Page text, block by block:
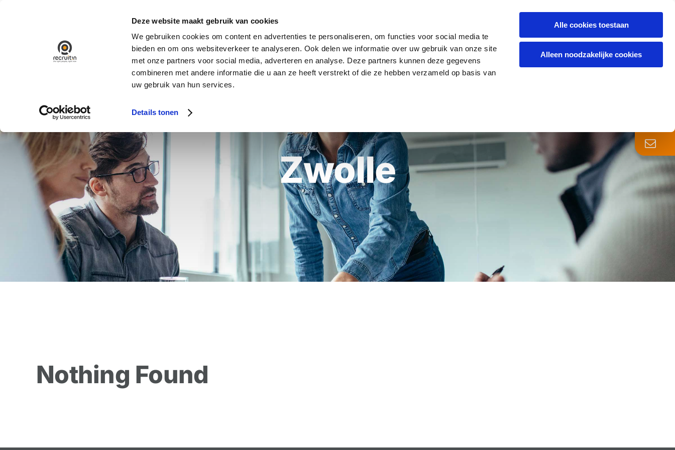
Deze website maakt gebruik van cookies
We gebruiken cookies om content en advertenties te personaliseren, om functies voor social media te
bieden en om ons websiteverkeer te analyseren. Ook delen we informatie over uw gebruik van onze site
met onze partners voor social media, adverteren en analyse. Deze partners kunnen deze gegevens
combineren met andere informatie die u aan ze heeft verstrekt of die ze hebben verzameld op basis van
uw gebruik van hun services.
Details tonen
Alle cookies toestaan
Alleen noodzakelijke cookies
HOME DIENSTEN WERKEN BIJ VACATURES OVER ONS CONTACT
Zwolle
Nothing Found